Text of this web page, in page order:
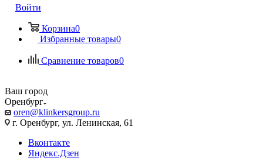
Войти
Корзина0
Избранные товары0
Сравнение товаров0
Ваш город
Оренбург
oren@klinkersgroup.ru
г. Оренбург, ул. Ленинская, 61
Вконтакте
Яндекс.Дзен